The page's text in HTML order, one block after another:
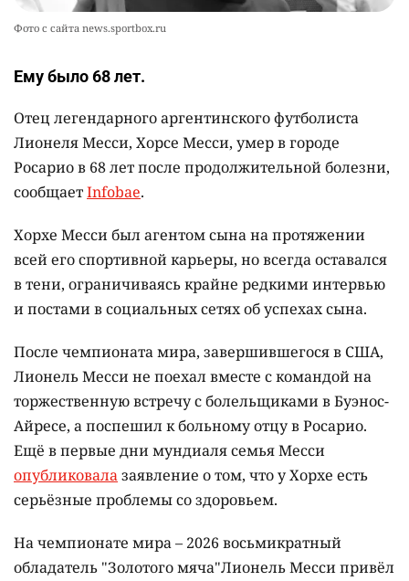
Фото с сайта news.sportbox.ru
Ему было 68 лет.
Отец легендарного аргентинского футболиста
Лионеля Месси, Хорсе Месси, умер в городе
Росарио в 68 лет после продолжительной болезни,
сообщаетInfobae.
Хорхе Месси был агентом сына на протяжении
всей его спортивной карьеры, но всегда оставался
в тени, ограничиваясь крайне редкими интервью
и постами в социальных сетях об успехах сына.
После чемпионата мира, завершившегося в США,
Лионель Месси не поехал вместе с командой на
торжественную встречу с болельщиками в Буэнос-
Айресе, а поспешил к больному отцу в Росарио.
Ещё в первые дни мундиаля семья Месси
опубликовалазаявление о том, что у Хорхе есть
серьёзные проблемы со здоровьем.
На чемпионате мира – 2026 восьмикратный
обладатель "Золотого мяча"Лионель Месси привёл